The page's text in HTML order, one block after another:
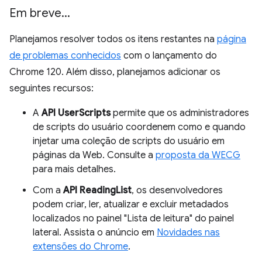
Em breve...
Planejamos resolver todos os itens restantes na página
de problemas conhecidos com o lançamento do
Chrome 120. Além disso, planejamos adicionar os
seguintes recursos:
AAPI UserScriptspermite que os administradores
de scripts do usuário coordenem como e quando
injetar uma coleção de scripts do usuário em
páginas da Web. Consulte a proposta da WECG
para mais detalhes.
Com aAPI ReadingList, os desenvolvedores
podem criar, ler, atualizar e excluir metadados
localizados no painel "Lista de leitura" do painel
lateral. Assista o anúncio em Novidades nas
extensões do Chrome.